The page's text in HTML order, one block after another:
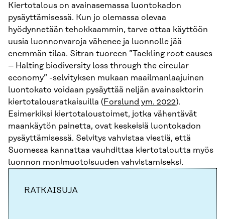
Kiertotalous on avainasemassa luontokadon
pysäyttämisessä. Kun jo olemassa olevaa
hyödynnetään tehokkaammin, tarve ottaa käyttöön
uusia luonnonvaroja vähenee ja luonnolle jää
enemmän tilaa. Sitran tuoreen ”Tackling root causes
– Halting biodiversity loss through the circular
economy” -selvityksen mukaan maailmanlaajuinen
luontokato voidaan pysäyttää neljän avainsektorin
kiertotalousratkaisuilla (Forslund ym. 2022).
Esimerkiksi kiertotaloustoimet, jotka vähentävät
maankäytön painetta, ovat keskeisiä luontokadon
pysäyttämisessä. Selvitys vahvistaa viestiä, että
Suomessa kannattaa vauhdittaa kiertotaloutta myös
luonnon monimuotoisuuden vahvistamiseksi.
RATKAISUJA